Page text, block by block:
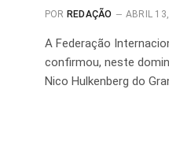
POR REDAÇÃO ABRIL
A Federação
confirmou, neste
Nico Hulkenberg do